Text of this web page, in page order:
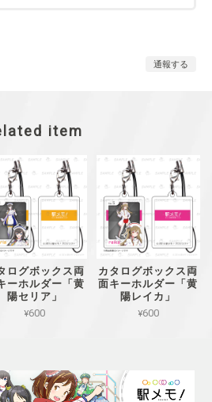
通報する
item
ログボックス両
ーホルダー「黄
陽セリア」
¥600
カタログボックス両
面キーホルダー「黄
陽レイカ」
¥600